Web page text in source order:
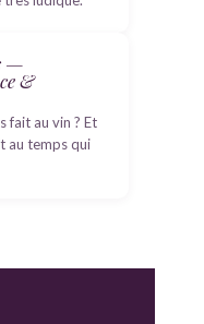
—
&
fait au vin ? Et
au temps qui